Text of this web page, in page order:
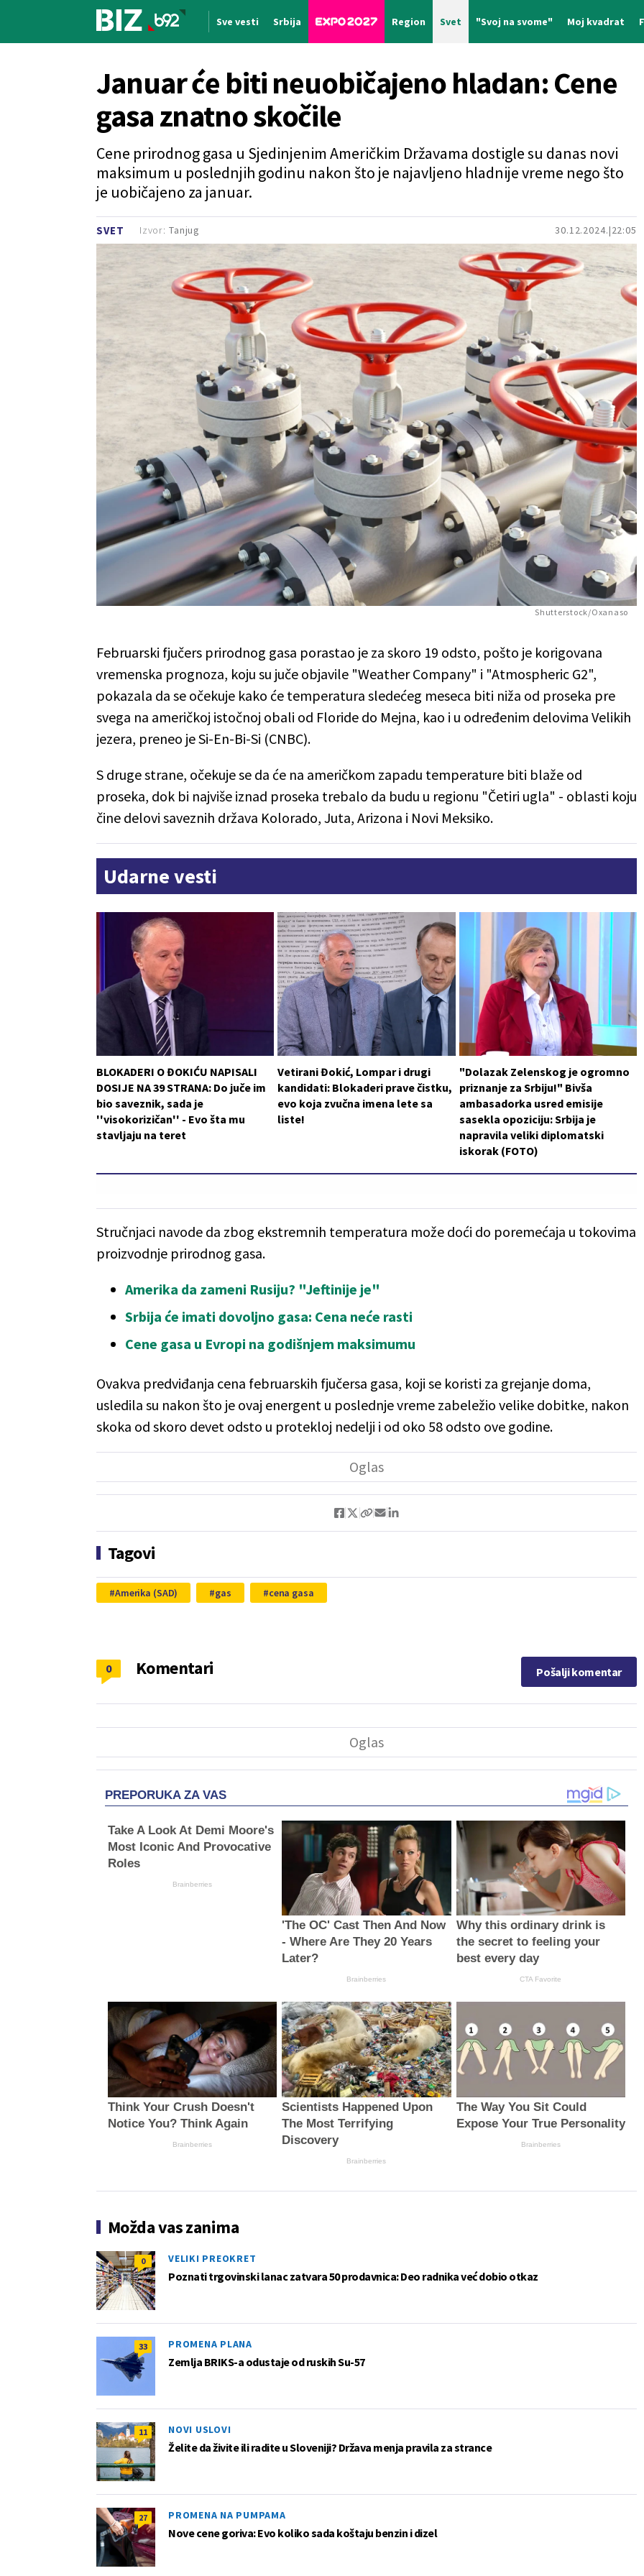
Sve vesti Srbija Region Svet "Svoj na svome" Moj kvadrat
SVET 30.12.2024. 22:05
Januar će biti neuobičajeno hladan: Cene
gasa znatno skočile
Cene prirodnog gasa u Sjedinjenim Američkim Državama dostigle su danas novi
maksimum u poslednjih godinu nakon što je najavljeno hladnije vreme nego što
je uobičajeno za januar.
Izvor: Tanjug
Shutterstock/Oxanaso
Februarski fjučers prirodnog gasa porastao je za skoro 19 odsto, pošto je korigovana
vremenska prognoza, koju su juče objavile "Weather Company" i "Atmospheric G2",
pokazala da se očekuje kako će temperatura sledećeg meseca biti niža od proseka pre
svega na američkoj istočnoj obali od Floride do Mejna, kao i u određenim delovima Velikih
jezera, preneo je Si-En-Bi-Si (CNBC).
S druge strane, očekuje se da će na američkom zapadu temperature biti blaže od
proseka, dok bi najviše iznad proseka trebalo da budu u regionu "Četiri ugla" - oblasti koju
čine delovi saveznih država Kolorado, Juta, Arizona i Novi Meksiko.
Udarne vesti
BLOKADERI O ĐOKIĆU NAPISALI
DOSIJE NA 39 STRANA: Do juče im
bio saveznik, sada je
''visokorizičan'' - Evo šta mu
stavljaju na teret
Vetirani Đokić, Lompar i drugi
kandidati: Blokaderi prave čistku,
evo koja zvučna imena lete sa
liste!
"Dolazak Zelenskog je ogromno
priznanje za Srbiju!" Bivša
ambasadorka usred emisije
sasekla opoziciju: Srbija je
napravila veliki diplomatski
iskorak (FOTO)
Stručnjaci navode da zbog ekstremnih temperatura može doći do poremećaja u tokovima
proizvodnje prirodnog gasa.
Amerika da zameni Rusiju? "Jeftinije je"
Srbija će imati dovoljno gasa: Cena neće rasti
Cene gasa u Evropi na godišnjem maksimumu
Ovakva predviđanja cena februarskih fjučersa gasa, koji se koristi za grejanje doma,
usledila su nakon što je ovaj energent u poslednje vreme zabeležio velike dobitke, nakon
skoka od skoro devet odsto u protekloj nedelji i od oko 58 odsto ove godine.
Tagovi
Amerika (SAD) gas cena gasa
Komentari
0 Pošalji komentar
PREPORUKA ZA VAS
Take A Look At Demi Moore's
Most Iconic And Provocative
Roles
Brainberries
'The OC' Cast Then And Now
- Where Are They 20 Years
Later?
Brainberries
Why this ordinary drink is
the secret to feeling your
best every day
CTA Favorite
Think Your Crush Doesn't
Notice You? Think Again
Brainberries
Scientists Happened Upon
The Most Terrifying
Discovery
Brainberries
The Way You Sit Could
Expose Your True Personality
Brainberries
Možda vas zanima
0 VELIKI PREOKRET
Poznati trgovinski lanac zatvara 50 prodavnica: Deo radnika već dobio otkaz
33 PROMENA PLANA
Zemlja BRIKS-a odustaje od ruskih Su-57
11 NOVI USLOVI
Želite da živite ili radite u Sloveniji? Država menja pravila za strance
27 PROMENA NA PUMPAMA
Nove cene goriva: Evo koliko sada koštaju benzin i dizel